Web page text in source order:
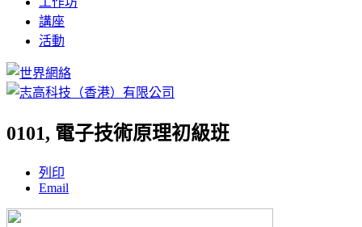
講座
活動
0101, 電子技術原理初級班
列印
Email